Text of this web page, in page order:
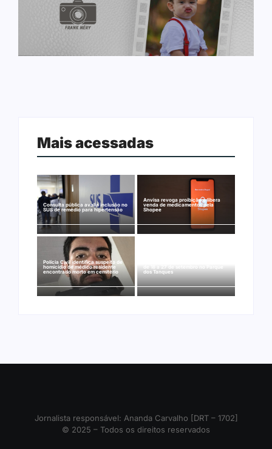
Mais acessadas
Consulta pública avalia inclusão no
SUS de remédio para hipertensão
Anvisa revoga proibição e libera
venda de medicamentos pela
Shopee
Polícia Civil identifica suspeito de
homicídio de médico residente
encontrado morto em cemitério
dos Tanques
Jornalista responsável: Ananda Carvalho [DRT – 1702]
© 2025 – Todos os direitos reservados